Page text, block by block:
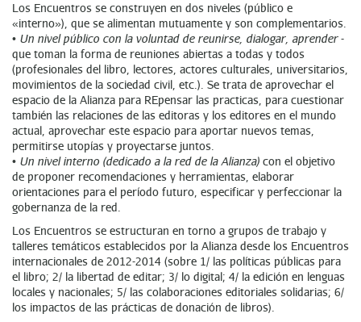
Los Encuentros se construyen en dos niveles (público e
«interno»), que se alimentan mutuamente y son complementarios.
• Un nivel público con la voluntad de reunirse, dialogar, aprender-
que toman la forma de reuniones abiertas a todas y todos
(profesionales del libro, lectores, actores culturales, universitarios,
movimientos de la sociedad civil, etc.). Se trata de aprovechar el
espacio de la Alianza para REpensar las practicas, para cuestionar
también las relaciones de las editoras y los editores en el mundo
actual, aprovechar este espacio para aportar nuevos temas,
permitirse utopías y proyectarse juntos.
• Un nivel interno (dedicado a la red de la Alianza) con el objetivo
de proponer recomendaciones y herramientas, elaborar
orientaciones para el período futuro, especificar y perfeccionar la
gobernanza de la red.
Los Encuentros se estructuran en torno a grupos de trabajo y
talleres temáticos establecidos por la Alianza desde los Encuentros
internacionales de 2012-2014 (sobre 1/ las políticas públicas para
el libro; 2/ la libertad de editar; 3/ lo digital; 4/ la edición en lenguas
locales y nacionales; 5/ las colaboraciones editoriales solidarias; 6/
los impactos de las prácticas de donación de libros).